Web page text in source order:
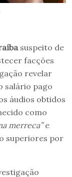
suspeito de
facções
revelar
salário pago
áudios obtidos
como
merreca”e
superiores por